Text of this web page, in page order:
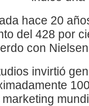
hace 20
del 428 por
con
invirtió